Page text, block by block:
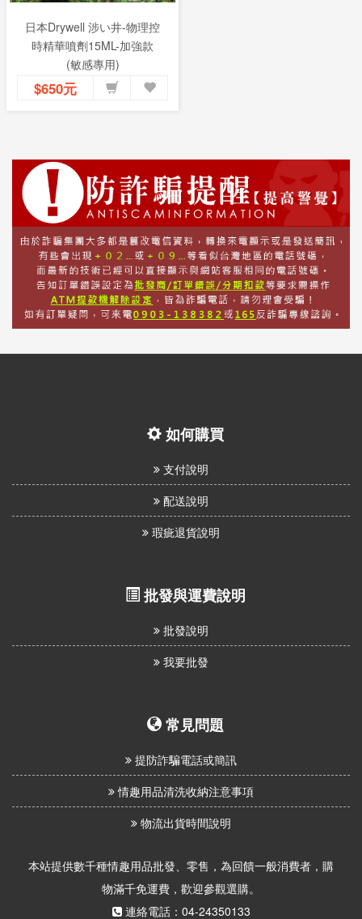
日本Drywell 涉い井-物理控
時精華噴劑15ML-加強款
(敏感專用)
$650元
如何購買
支付說明
配送說明
瑕疵退貨說明
批發與運費說明
批發說明
我要批發
常見問題
提防詐騙電話或簡訊
情趣用品清洗收納注意事項
物流出貨時間說明
本站提供數千種情趣用品批發、零售，為回饋一般消費者，購
物滿千免運費，歡迎參觀選購。
連絡電話：04-24350133